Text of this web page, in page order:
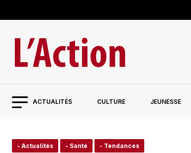
ACTUALITÉS CULTURE JEUNESSE
- Actualités - Santé - Tendances